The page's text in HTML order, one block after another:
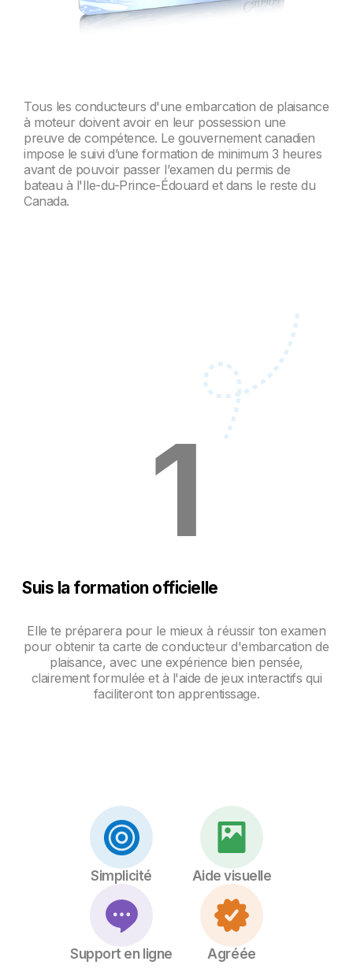
Tous les conducteurs d'une embarcation de plaisance
à moteur doivent avoir en leur possession une
preuve de compétence. Le gouvernement canadien
impose le suivi d’une formation de minimum 3 heures
avant de pouvoir passer l’examen du permis de
bateau à l'Ile-du-Prince-Édouard et dans le reste du
Canada.
1
Suis la formation officielle
Elle te préparera pour le mieux à réussir ton examen
pour obtenir ta carte de conducteur d'embarcation de
plaisance, avec une expérience bien pensée,
clairement formulée et à l'aide de jeux interactifs qui
faciliteront ton apprentissage.
Simplicité Aide visuelle
Support en ligne Agréée